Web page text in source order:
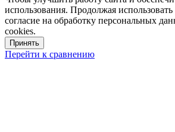
использования. Продолжая
согласие на обработку персональных
cookies.
Принять
Перейти к сравнению